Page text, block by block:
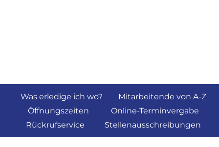
Was erledige ich wo?
Mitarbeitende von A-Z
Öffnungszeiten
Online-Terminvergabe
Rückrufservice
Stellenausschreibungen